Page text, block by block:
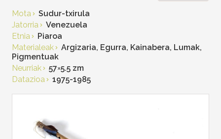
Mota
Sudur-txirula
Jatorria
Venezuela
Etnia
Piaroa
Materialeak
Argizaria, Egurra, Kainabera, Lumak,
Pigmentuak
Neurriak
57×5.5 zm
Datazioa
1975-1985